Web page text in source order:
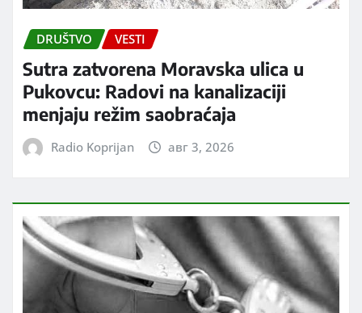
DRUŠTVO VESTI
Sutra zatvorena Moravska ulica u
Pukovcu: Radovi na kanalizaciji
menjaju režim saobraćaja
Radio Koprijan авг 3, 2026